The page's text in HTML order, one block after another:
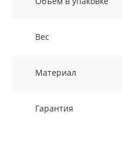
Вес
Материал
Гарантия